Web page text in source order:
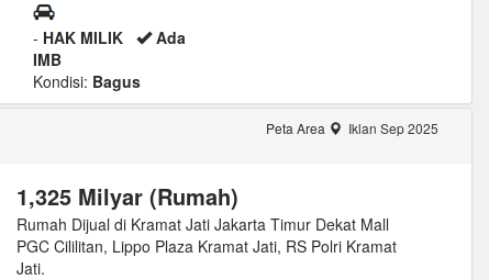
- HAK MILIK
Ada
IMB
Kondisi: Bagus
Peta Area Iklan Sep 2025
1,325 Milyar (Rumah)
Rumah Dijual di Kramat Jati Jakarta Timur Dekat Mall
PGC Cililitan, Lippo Plaza Kramat Jati, RS Polri Kramat
Jati.